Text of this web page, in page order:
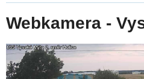
Webkamera -